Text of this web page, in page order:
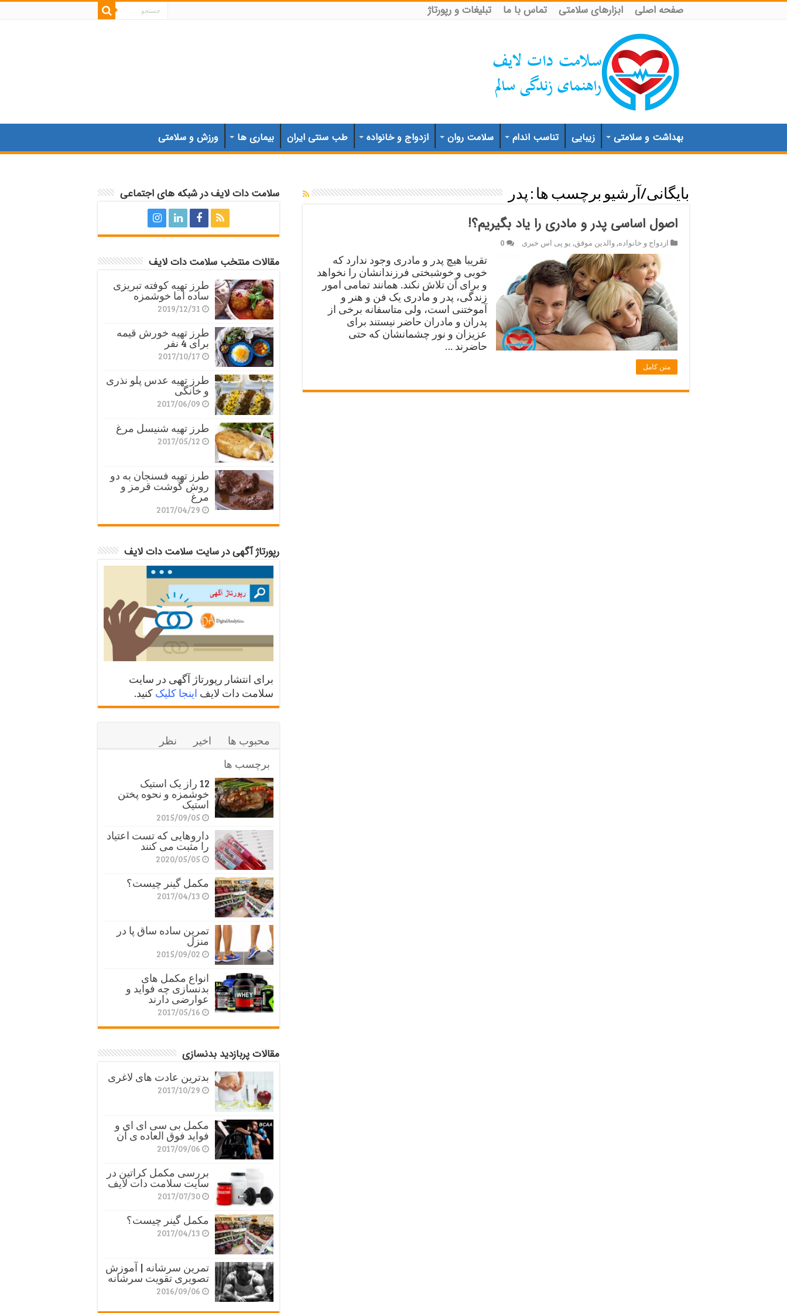
صفحه اصلی ابزارهای سلامتی تماس با ما تبلیغات و رپورتاژ
بهداشت و سلامتی زیبایی تناسب اندام سلامت روان ازدواج و خانواده طب سنتی ایران بیماری ها ورزش و سلامتی
بایگانی/آرشیو برچسب ها : پدر
اصول اساسی پدر و مادری را یاد بگیریم؟!
ازدواج و خانواده,والدین موفق, یو پی اس خبری 0
تقریبا هیچ پدر و مادری وجود ندارد که
خوبی و خوشبختی فرزندانشان را نخواهد
و برای آن تلاش نکند. همانند تمامی امور
زندگی، پدر و مادری یک فن و هنر و
آموختنی است، ولی متاسفانه برخی از
پدران و مادران حاضر نیستند برای
عزیزان و نور چشمانشان که حتی
حاضرند …
متن کامل
سلامت دات لایف در شبکه های اجتماعی
مقالات منتخب سلامت دات لایف
طرز تهیه کوفته تبریزی
ساده اما خوشمزه
2019/12/31
طرز تهیه خورش قیمه
برای 4 نفر
2017/10/17
طرز تهیه عدس پلو نذری
و خانگی
2017/06/09
طرز تهیه شنیسل مرغ
2017/05/12
طرز تهیه فسنجان به دو
روش گوشت قرمز و
مرغ
2017/04/29
رپورتاژ آگهی در سایت سلامت دات لایف
برای انتشار رپورتاژ آگهی در سایت
سلامت دات لایف اینجا کلیک کنید.
محبوب ها اخیر
نظر
برچسب ها
12 راز یک استیک
خوشمزه و نحوه پختن
استیک
2015/09/05
داروهایی که تست اعتیاد
را مثبت می کنند
2020/05/05
مکمل گینر چیست؟
2017/04/13
تمرین ساده ساق پا در
منزل
2015/09/02
انواع مکمل های
بدنسازی چه فواید و
عوارضی دارند
2017/05/16
مقالات پربازدید بدنسازی
بدترین عادت های لاغری
2017/10/29
مکمل بی سی ای ای و
فواید فوق العاده ی آن
2017/09/06
بررسی مکمل کراتین در
سایت سلامت دات لایف
2017/07/30
مکمل گینر چیست؟
2017/04/13
تمرین سرشانه | آموزش
تصویری تقویت سرشانه
2016/09/06